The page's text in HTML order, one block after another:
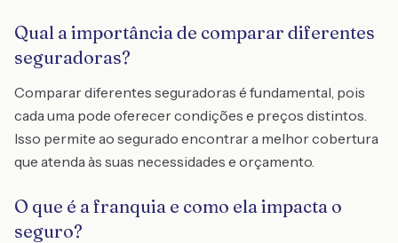
Qual a importância de comparar diferentes
seguradoras?
Comparar diferentes seguradoras é fundamental, pois
cada uma pode oferecer condições e preços distintos.
Isso permite ao segurado encontrar a melhor cobertura
que atenda às suas necessidades e orçamento.
O que é a franquia e como ela impacta o
seguro?